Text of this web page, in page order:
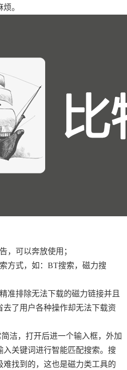
。
，可以奔放使用；
方式，如：BT搜索，磁力搜
准排除无法下载的磁力链接并且
了用户各种操作却无法下载资
洁，打开后进一个输入框，外加
关键词进行智能匹配搜索。搜
找到的，这也是磁力类工具的